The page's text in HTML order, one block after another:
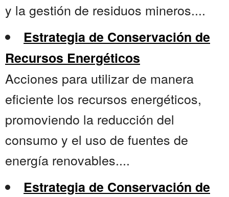
y la gestión de residuos mineros....
Estrategia de Conservación de
Recursos Energéticos
Acciones para utilizar de manera
eficiente los recursos energéticos,
promoviendo la reducción del
consumo y el uso de fuentes de
energía renovables....
Estrategia de Conservación de